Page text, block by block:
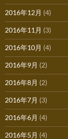
2016年12月 (4)
2016年11月 (3)
2016年10月 (4)
2016年9月 (2)
2016年8月 (2)
2016年7月 (3)
2016年6月 (4)
2016年5月 (4)